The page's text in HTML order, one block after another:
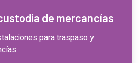
de mercancías
para traspaso y